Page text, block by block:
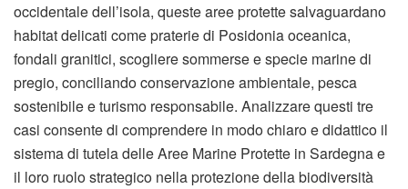
occidentale dell’isola, queste aree protette salvaguardano
habitat delicati come praterie di Posidonia oceanica,
fondali granitici, scogliere sommerse e specie marine di
pregio, conciliando conservazione ambientale, pesca
sostenibile e turismo responsabile. Analizzare questi tre
casi consente di comprendere in modo chiaro e didattico il
sistema di tutela delle Aree Marine Protette in Sardegna e
il loro ruolo strategico nella protezione della biodiversità